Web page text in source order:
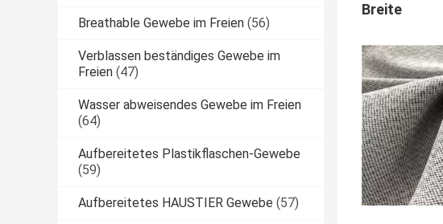
Breathable Gewebe im Freien (56)
Verblassen beständiges Gewebe im
Freien (47)
Wasser abweisendes Gewebe im Freien
(64)
Aufbereitetes Plastikflaschen-Gewebe
(59)
Aufbereitetes HAUSTIER Gewebe (57)
Breite